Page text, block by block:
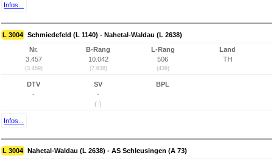
Infos...
L 3004 Schmiedefeld (L 1140) - Nahetal-Waldau (L 2638)
Nr.
3.457
(3.459)
B-Rang
10.042
(7.638)
L-Rang
506
(436)
Land
TH
DTV
-
SV
-
(-)
BPL
Infos...
L 3004 Nahetal-Waldau (L 2638) - AS Schleusingen (A 73)